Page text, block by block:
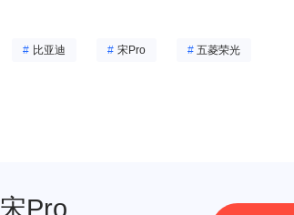
# 比亚迪 # 宋Pro # 五菱荣光
宋Pro